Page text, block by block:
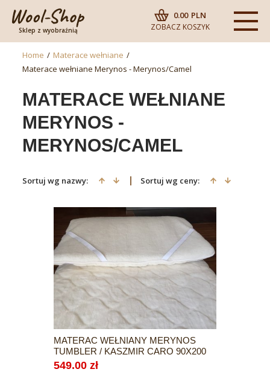
Sklep z wyobraźnią
0.00 PLN
ZOBACZ KOSZYK
Home / Materace wełniane /
Materace wełniane Merynos - Merynos/Camel
MATERACE WEŁNIANE
MERYNOS -
MERYNOS/CAMEL
Sortuj wg nazwy: Sortuj wg ceny:
MATERAC WEŁNIANY MERYNOS
TUMBLER / KASZMIR CARO 90X200
549.00 zł